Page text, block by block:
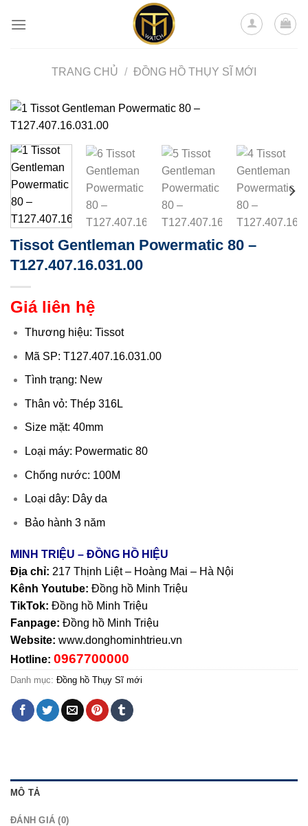
TRANG CHỦ / ĐỒNG HỒ THỤY SĨ MỚI
Tissot Gentleman Powermatic 80 –
T127.407.16.031.00
Giá liên hệ
Thương hiệu: Tissot
Mã SP: T127.407.16.031.00
Tình trạng: New
Thân vỏ: Thép 316L
Size mặt: 40mm
Loại máy: Powermatic 80
Chống nước: 100M
Loại dây: Dây da
Bảo hành 3 năm
MINH TRIỆU – ĐỒNG HỒ HIỆU
Địa chỉ: 217 Thịnh Liệt – Hoàng Mai – Hà Nội
Kênh Youtube: Đồng hồ Minh Triệu
TikTok: Đồng hồ Minh Triệu
Fanpage: Đồng hồ Minh Triệu
Website: www.donghominhtrieu.vn
Hotline: 0967700000
Danh mục: Đồng hồ Thụy Sĩ mới
MÔ TẢ
ĐÁNH GIÁ (0)